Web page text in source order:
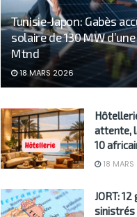
Tunisie-Japon: Gabès
solaire de 130 MW
Mtnd
18 MARS 2026
attente,
10
18
JORT:
sinistrés